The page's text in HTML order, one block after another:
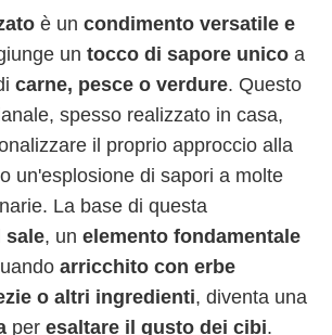
è un condimento versatile e
un tocco di sapore unico a
carne, pesce o verdure. Questo
spesso realizzato in casa,
il proprio approccio alla
un'esplosione di sapori a molte
La base di questa
sale, un elemento fondamentale
arricchito con erbe
o altri ingredienti, diventa una
per esaltare il gusto dei cibi.